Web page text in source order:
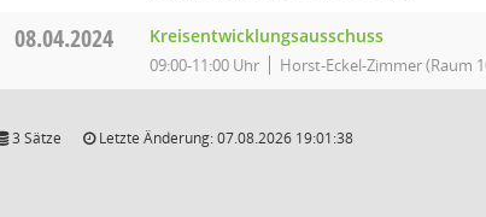
08.04.2024 Kreisentwicklungsausschuss
09:00-11:00 Uhr Horst-Eckel-Zimmer (Raum
3 Sätze Letzte Änderung: 07.08.2026 19:01:38